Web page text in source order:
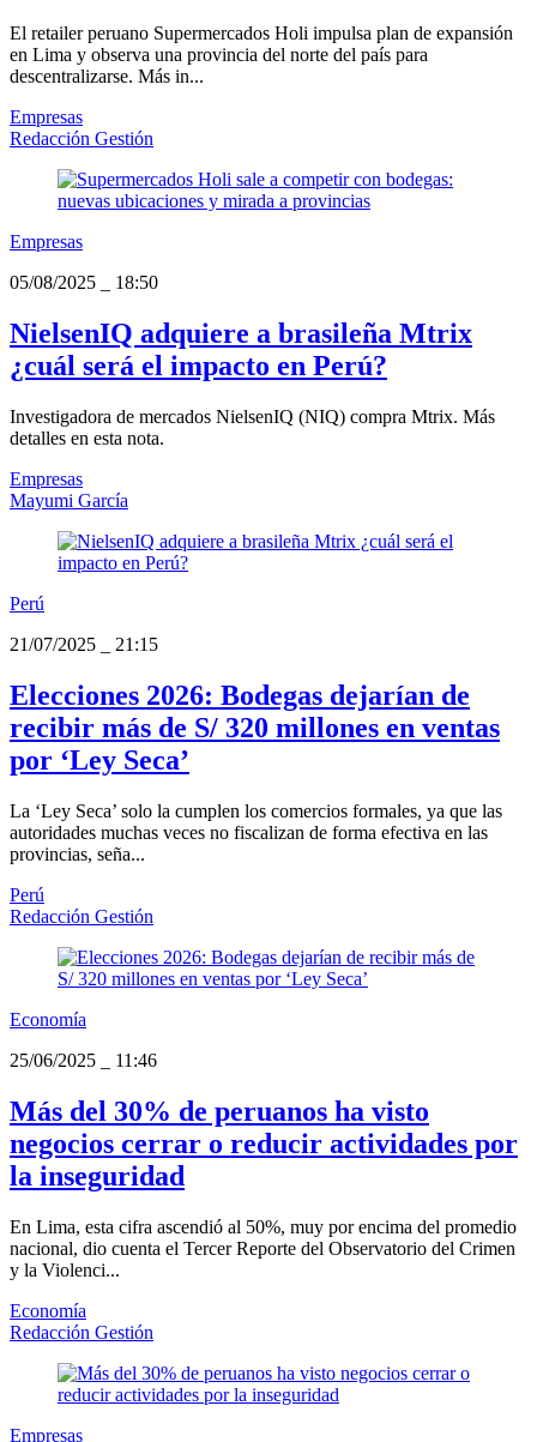
El retailer peruano Supermercados Holi impulsa plan de expansión
en Lima y observa una provincia del norte del país para
descentralizarse. Más in...
Empresas
Redacción Gestión
Empresas
05/08/2025
18:50
NielsenIQ adquiere a brasileña Mtrix
¿cuál será el impacto en Perú?
Investigadora de mercados NielsenIQ (NIQ) compra Mtrix. Más
detalles en esta nota.
Empresas
Mayumi García
Perú
21/07/2025
21:15
Elecciones 2026: Bodegas dejarían de
recibir más de S/ 320 millones en ventas
por ‘Ley Seca’
La ‘Ley Seca’ solo la cumplen los comercios formales, ya que las
autoridades muchas veces no fiscalizan de forma efectiva en las
provincias, seña...
Perú
Redacción Gestión
Economía
25/06/2025
11:46
Más del 30% de peruanos ha visto
negocios cerrar o reducir actividades por
la inseguridad
En Lima, esta cifra ascendió al 50%, muy por encima del promedio
nacional, dio cuenta el Tercer Reporte del Observatorio del Crimen
y la Violenci...
Economía
Redacción Gestión
Empresas